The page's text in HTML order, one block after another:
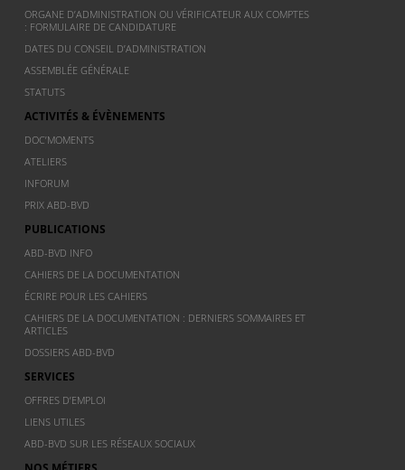
ORGANE D’ADMINISTRATION OU VÉRIFICATEUR AUX COMPTES
: FORMULAIRE DE CANDIDATURE
DATES DU CONSEIL D’ADMINISTRATION
ASSEMBLÉE GÉNÉRALE
STATUTS
ACTIVITÉS & ÉVÈNEMENTS
DOC’MOMENTS
ATELIERS
INFORUM
PRIX ABD-BVD
PUBLICATIONS
ABD-BVD INFO
CAHIERS DE LA DOCUMENTATION
ÉCRIRE POUR LES CAHIERS
CAHIERS DE LA DOCUMENTATION : DERNIERS SOMMAIRES ET
ARTICLES
DOSSIERS ABD-BVD
SERVICES
OFFRES D’EMPLOI
LIENS UTILES
ABD-BVD SUR LES RÉSEAUX SOCIAUX